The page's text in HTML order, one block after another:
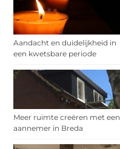
Aandacht en duidelijkheid in
een kwetsbare periode
Meer ruimte creëren met een
aannemer in Breda